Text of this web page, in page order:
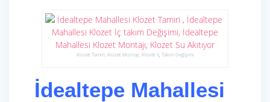
Klozet Tamiri, Klozet Montajı, Klozet İç Takım Değişimi
İdealtepe Mahallesi